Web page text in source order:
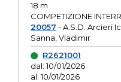
18 m
COMPETIZIONE
20057 - A.S.D. Arcieri
Sanna, Vladimir
R2621001
dal: 10/01/2026
al: 10/01/2026